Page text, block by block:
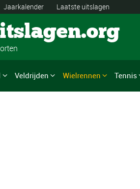
Jaarkalender Laatste uitslagen
Veldrijden Wielrennen Tennis